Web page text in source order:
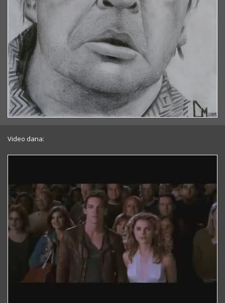
Video dana: